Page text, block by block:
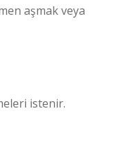
aşmak veya
istenir.